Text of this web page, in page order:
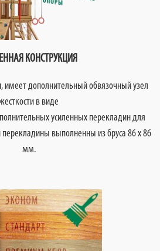
КОНСТРУКЦИЯ
имеет дополнительный обвязочный узел
в виде
усиленных перекладин для
перекладины выполненны из бруса 86 х 86
мм.